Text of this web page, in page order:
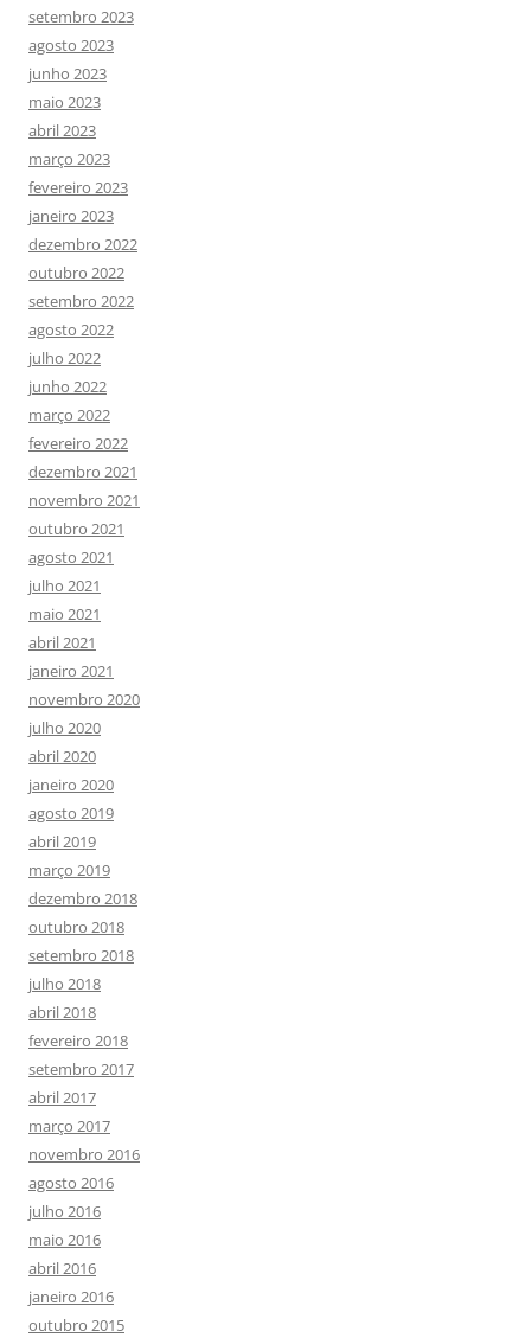
setembro 2023
agosto 2023
junho 2023
maio 2023
abril 2023
março 2023
fevereiro 2023
janeiro 2023
dezembro 2022
outubro 2022
setembro 2022
agosto 2022
julho 2022
junho 2022
março 2022
fevereiro 2022
dezembro 2021
novembro 2021
outubro 2021
agosto 2021
julho 2021
maio 2021
abril 2021
janeiro 2021
novembro 2020
julho 2020
abril 2020
janeiro 2020
agosto 2019
abril 2019
março 2019
dezembro 2018
outubro 2018
setembro 2018
julho 2018
abril 2018
fevereiro 2018
setembro 2017
abril 2017
março 2017
novembro 2016
agosto 2016
julho 2016
maio 2016
abril 2016
janeiro 2016
outubro 2015